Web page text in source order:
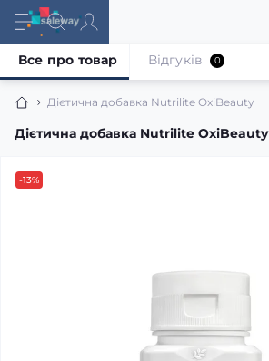
Дієтична добавка Nutrilite OxiBeauty
Дієтична добавка Nutrilite OxiBeauty
Все про товар Відгуків 0
-13%